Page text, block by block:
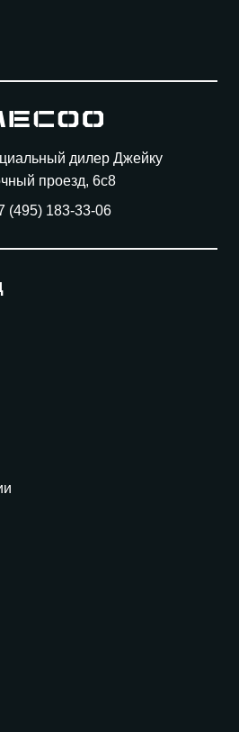
дилер Джейку
проезд, 6с8
(495) 183-33-06